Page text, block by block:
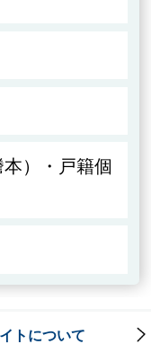
）・戸籍個
トについて